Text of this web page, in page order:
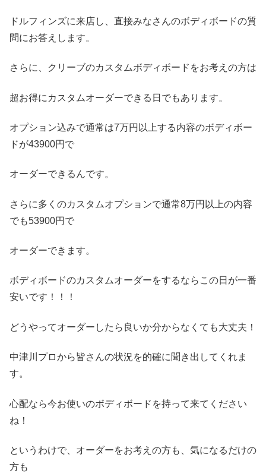
ドルフィンズに来店し、直接みなさんのボディボードの質
問にお答えします。
さらに、クリーブのカスタムボディボードをお考えの方は
超お得にカスタムオーダーできる日でもあります。
オプション込みで通常は7万円以上する内容のボディボー
ドが43900円で
オーダーできるんです。
さらに多くのカスタムオプションで通常8万円以上の内容
でも53900円で
オーダーできます。
ボディボードのカスタムオーダーをするならこの日が一番
安いです！！！
どうやってオーダーしたら良いか分からなくても大丈夫！
中津川プロから皆さんの状況を的確に聞き出してくれま
す。
心配なら今お使いのボディボードを持って来てください
ね！
というわけで、オーダーをお考えの方も、気になるだけの
方も